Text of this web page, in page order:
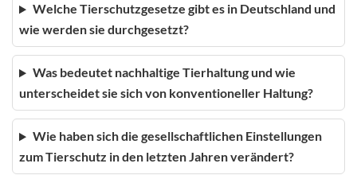
Welche Tierschutzgesetze gibt es in Deutschland und
wie werden sie durchgesetzt?
Was bedeutet nachhaltige Tierhaltung und wie
unterscheidet sie sich von konventioneller Haltung?
Wie haben sich die gesellschaftlichen Einstellungen
zum Tierschutz in den letzten Jahren verändert?